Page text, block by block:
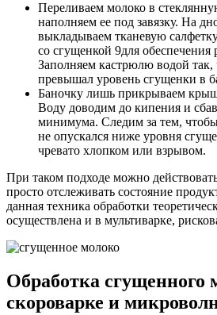
Переливаем молоко в
наполняем ее под завязку. На
выкладываем тканевую
со сгущенкой 9для обеспечения
Заполняем кастрюлю водой так,
превышал уровень сгущенки в
Баночку лишь прикрываем
Воду доводим до кипения и
минимума. Следим за тем,
не опускался ниже уровня
чревато хлопком или взрывом.
При таком подходе можно
просто отслеживать состояние
данная техника обработки
осуществлена и в мультиварке,
Обработка сгущенного
скороварке и